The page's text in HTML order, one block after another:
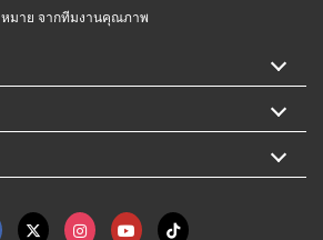
หมาย จากทีมงานคุณภาพ